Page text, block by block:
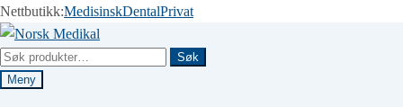
Nettbutikk:MedisinskDentalPrivat
Hopp
til
navigasjon
Hopp
til
innhold
Søk
etter:
Søk
Meny